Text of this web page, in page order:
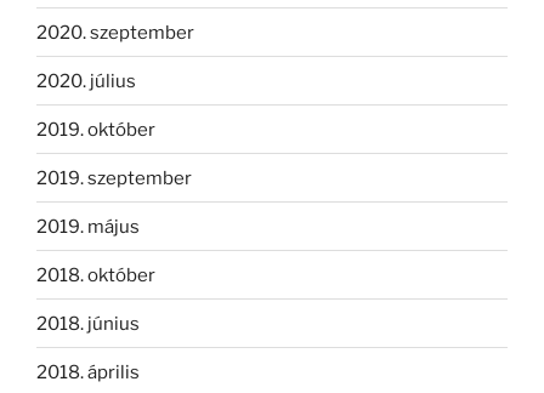
2020. szeptember
2020. július
2019. október
2019. szeptember
2019. május
2018. október
2018. június
2018. április